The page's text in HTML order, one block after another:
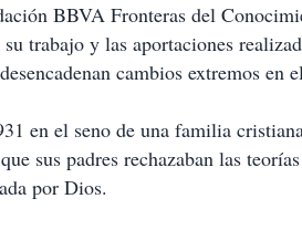
BBVA Fronteras del
trabajo y las aportaciones
cambios extremos en
en el seno de una familia
sus padres rechazaban las
por Dios.